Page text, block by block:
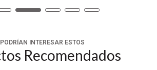
INTERESAR ESTOS
Recomendados